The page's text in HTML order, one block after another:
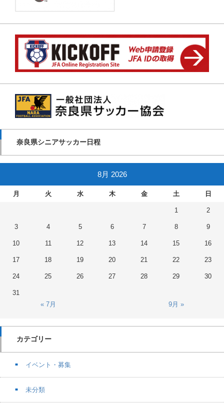
奈良県シニアサッカー日程
8月 2026
月 火 水 木 金 土 日
1 2
3 4 5 6 7 8 9
10 11 12 13 14 15 16
17 18 19 20 21 22 23
24 25 26 27 28 29 30
31
« 7月
9月 »
カテゴリー
イベント・募集
未分類